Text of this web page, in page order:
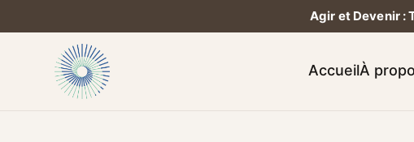
Agir et Devenir :
AccueilÀ